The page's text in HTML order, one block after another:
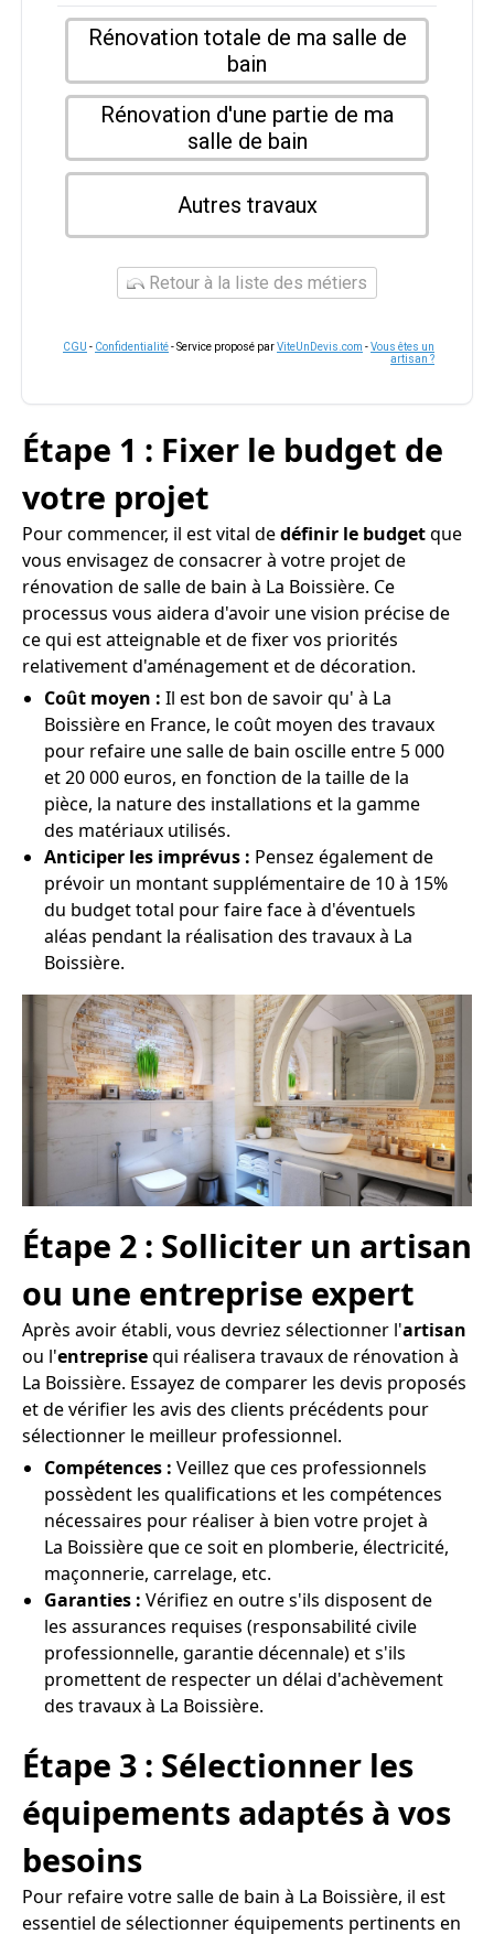
Rénovation totale de ma salle de
bain
Rénovation d'une partie de ma
salle de bain
Autres travaux
Retour à la liste des métiers
CGU - Confidentialité- Service proposé parViteUnDevis.com -Vous êtes un
artisan ?
Étape 1 : Fixer le budget de
votre projet
Pour commencer, il est vital dedéfinir le budgetque
vous envisagez de consacrer à votre projet de
rénovation de salle de bain à La Boissière. Ce
processus vous aidera d'avoir une vision précise de
ce qui est atteignable et de fixer vos priorités
relativement d'aménagement et de décoration.
Coût moyen : Il est bon de savoir qu' à La
Boissière en France, le coût moyen des travaux
pour refaire une salle de bain oscille entre 5 000
et 20 000 euros, en fonction de la taille de la
pièce, la nature des installations et la gamme
des matériaux utilisés.
Anticiper les imprévus : Pensez également de
prévoir un montant supplémentaire de 10 à 15%
du budget total pour faire face à d'éventuels
aléas pendant la réalisation des travaux à La
Boissière.
Étape 2 : Solliciter un artisan
ou une entreprise expert
Après avoir établi, vous devriez sélectionner l'artisan
ou l'entreprisequi réalisera travaux de rénovation à
La Boissière. Essayez de comparer les devis proposés
et de vérifier les avis des clients précédents pour
sélectionner le meilleur professionnel.
Compétences : Veillez que ces professionnels
possèdent les qualifications et les compétences
nécessaires pour réaliser à bien votre projet à
La Boissière que ce soit en plomberie, électricité,
maçonnerie, carrelage, etc.
Garanties : Vérifiez en outre s'ils disposent de
les assurances requises (responsabilité civile
professionnelle, garantie décennale) et s'ils
promettent de respecter un délai d'achèvement
des travaux à La Boissière.
Étape 3 : Sélectionner les
équipements adaptés à vos
besoins
Pour refaire votre salle de bain à La Boissière, il est
essentiel de sélectionner équipements pertinents en